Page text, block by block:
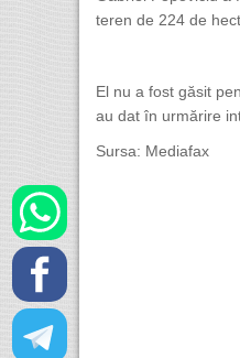
teren de 224 de
El nu a fost găsit
au dat în urmărire
Sursa: Mediafax